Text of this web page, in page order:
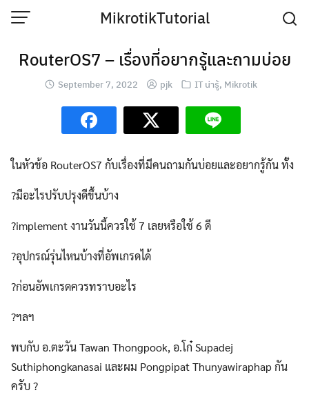
Skip
MikrotikTutorial
RouterOS7 – เรื่องที่อยากรู้และถามบ่อย
September 7, 2022 pjk IT น่ารู้, Mikrotik
ในหัวข้อ RouterOS7 กับเรื่องที่มีคนถามกันบ่อยและอยากรู้กัน ทั้ง
?มีอะไรปรับปรุงดีขึ้นบ้าง
?implement งานวันนี้ควรใช้ 7 เลยหรือใช้ 6 ดี
?อุปกรณ์รุ่นไหนบ้างที่อัพเกรดได้
?ก่อนอัพเกรดควรทราบอะไร
?ฯลฯ
พบกับ อ.ตะวัน Tawan Thongpook, อ.โก๋ Supadej
Suthiphongkanasai และผม Pongpipat Thunyawiraphap กัน
ครับ ?